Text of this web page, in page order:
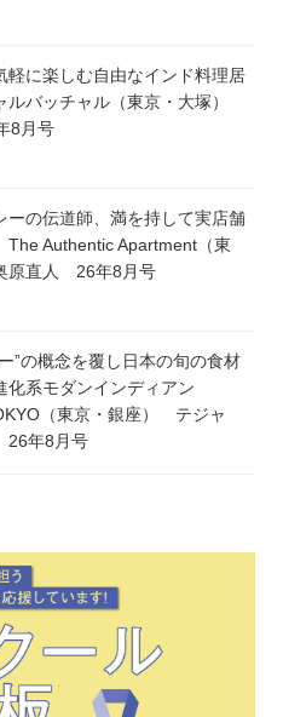
軽に楽しむ自由なインド料理居
バッチャル（東京・大塚）
8月号
ーの伝道師、満を持して実店舗
Authentic Apartment（東
原直人 26年8月号
”の概念を覆し日本の旬の食材
化系モダンインディアン
（東京・銀座） テジャ
年8月号